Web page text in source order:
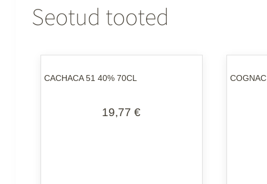
Seotud tooted
CACHACA 51 40% 70CL
19,77€